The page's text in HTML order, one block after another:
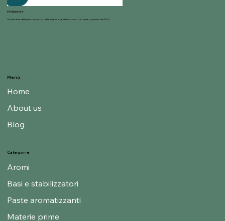
info@gelnat.it
Gelnat nasce dalla passione dei suoi titolari per la gelateria, mondo nel quale operano dal 1950.
Categorie
Aromi
Basi e stabilizzatori
Paste aromatizzanti
Materie prime
Menù
Home
About us
Blog